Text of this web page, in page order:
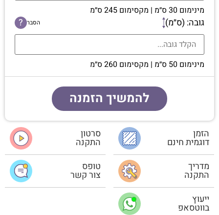
מינימום 30 ס״מ | מקסימום 245 ס״מ
גובה: (ס״מ) הסבר ?
מינימום 50 ס״מ | מקסימום 260 ס״מ
להמשיך הזמנה
הזמן
דוגמית חינם
סרטון
התקנה
מדריך
התקנה
טופס
צור קשר
ייעוץ
בווטסאפ